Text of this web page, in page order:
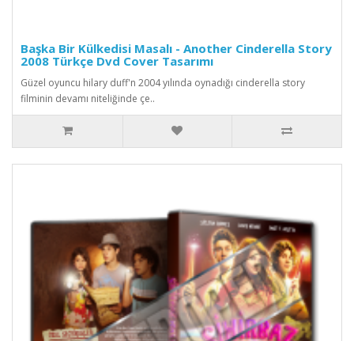
Başka Bir Külkedisi Masalı - Another Cinderella Story
2008 Türkçe Dvd Cover Tasarımı
Güzel oyuncu hilary duff'n 2004 yılında oynadığı cinderella story
filminin devamı niteliğinde çe..